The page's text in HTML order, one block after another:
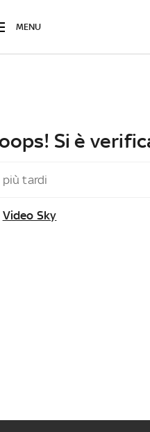
MENU
Si è
più tardi
Video Sky